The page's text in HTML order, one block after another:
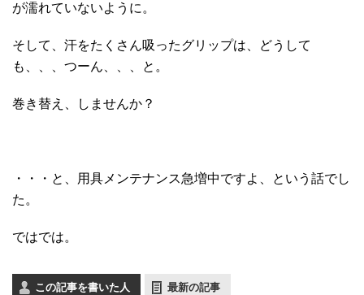
が濡れていないように。
そして、汗をたくさん吸ったグリップは、どうして
も、、、つーん、、、と。
巻き替え、しませんか？
・・・と、用具メンテナンス急増中ですよ、という話でし
た。
ではでは。
この記事を書いた人 最新の記事